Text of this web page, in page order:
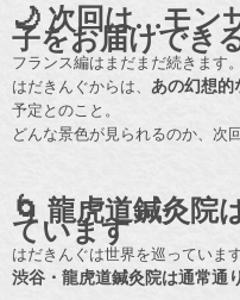
🌙 次回は…モン
子をお届けでき
フランス編はまだまだ続きます。
はだきんぐからは、 あの幻想的
予定とのこと。
どんな景色が見られるのか、次
🌀 龍虎道鍼灸院
ています
はだきんぐは世界を巡っています
渋谷・龍虎道鍼灸院は通常通